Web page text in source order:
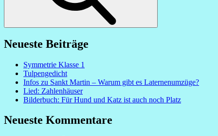
Neueste Beiträge
Symmetrie Klasse 1
Tulpengedicht
Infos zu Sankt Martin – Warum gibt es Laternenumzüge?
Lied: Zahlenhäuser
Bilderbuch: Für Hund und Katz ist auch noch Platz
Neueste Kommentare